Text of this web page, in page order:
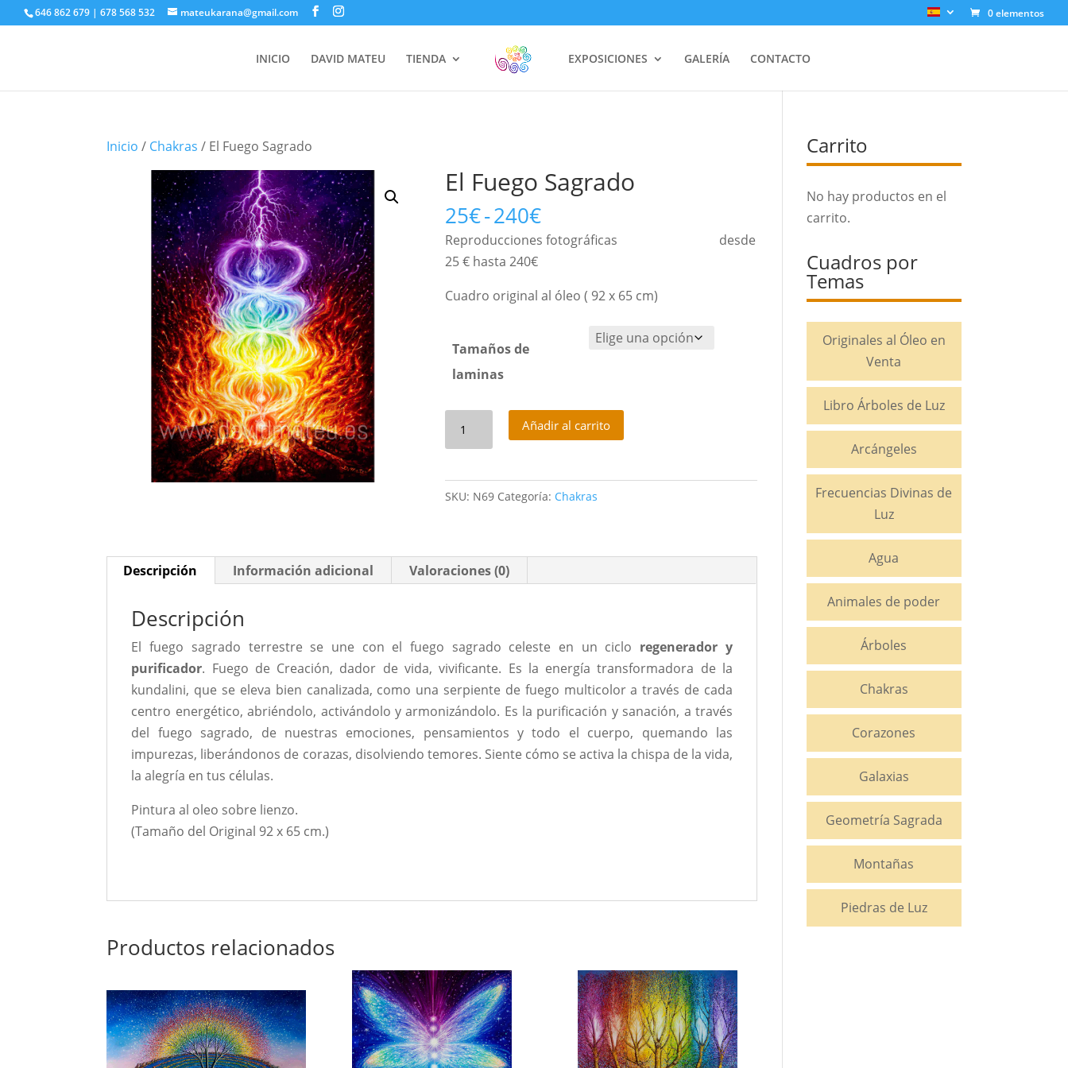
646 862 679 | 678 568 532 mateukarana@gmail.com 0 elementos
INICIO DAVID MATEU TIENDA EXPOSICIONES GALERÍA CONTACTO
Inicio / Chakras / El Fuego Sagrado
El Fuego Sagrado
25€-240€Rango
de
precios:
25€
Reproducciones fotográficas desde
25 € hasta 240€
Cuadro original al óleo ( 92 x 65 cm)
Tamaños de
laminas
cantidad
Añadir al carrito
SKU: N69 Categoría: Chakras
Descripción Información adicional Valoraciones (0)
Descripción
El fuego sagrado terrestre se une con el fuego sagrado celeste en un ciclo regenerador y
purificador. Fuego de Creación, dador de vida, vivificante. Es la energía transformadora de la
kundalini, que se eleva bien canalizada, como una serpiente de fuego multicolor a través de cada
centro energético, abriéndolo, activándolo y armonizándolo. Es la purificación y sanación, a través
del fuego sagrado, de nuestras emociones, pensamientos y todo el cuerpo, quemando las
impurezas, liberándonos de corazas, disolviendo temores. Siente cómo se activa la chispa de la vida,
la alegría en tus células.
Pintura al oleo sobre lienzo.
(Tamaño del Original 92 x 65 cm.)
Productos relacionados
Carrito
No hay productos en el
carrito.
Cuadros por
Temas
Originales al Óleo en
Venta
Libro Árboles de Luz
Arcángeles
Frecuencias Divinas de
Luz
Agua
Animales de poder
Árboles
Chakras
Corazones
Galaxias
Geometría Sagrada
Montañas
Piedras de Luz